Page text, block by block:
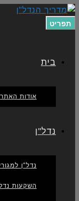
תפריט
בית
אודות האתר
נדל"ן
נדל"ן
השקעות